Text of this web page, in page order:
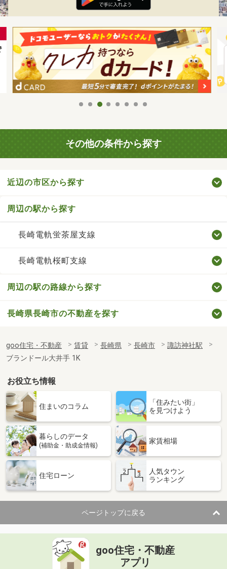
その他の条件から探す
近辺の市区から探す
周辺の駅から探す
長崎電軌蛍茶屋支線
長崎電軌桜町支線
周辺の駅の路線から探す
長崎県長崎市の不動産を探す
goo住宅・不動産 賃貸 長崎県 長崎市
諏訪神社駅
ブランドール大井手 1K
お役立ち情報
住まいのコラム
「住みたい街」
を見つけよう
暮らしのデータ
(補助金・助成金情報)
家賃相場
住宅ローン
人気タウン
ランキング
ページトップに戻る
goo住宅・不動産
アプリ